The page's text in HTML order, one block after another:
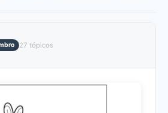
27 tópicos